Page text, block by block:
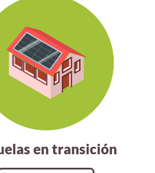
en transición